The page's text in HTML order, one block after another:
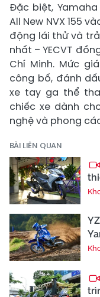
Đặc biệt,
All New NVX 155
động lái thử và
nhất – YECVT
Chí Minh. Mức
công bố, đánh
xe tay ga thể
chiếc xe dành
nghệ và phong
BÀI LIÊN QUAN